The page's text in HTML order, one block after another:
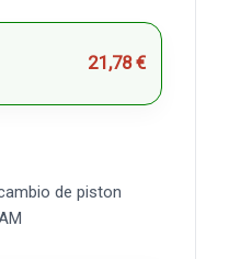
21,78 €
de piston